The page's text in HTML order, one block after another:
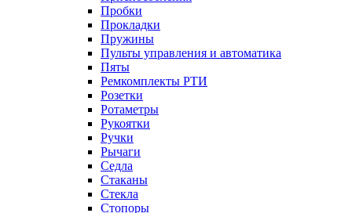
Пробки
Прокладки
Пружины
Пульты управления и автоматика
Пяты
Ремкомплекты РТИ
Розетки
Ротаметры
Рукоятки
Ручки
Рычаги
Седла
Стаканы
Стекла
Стопоры